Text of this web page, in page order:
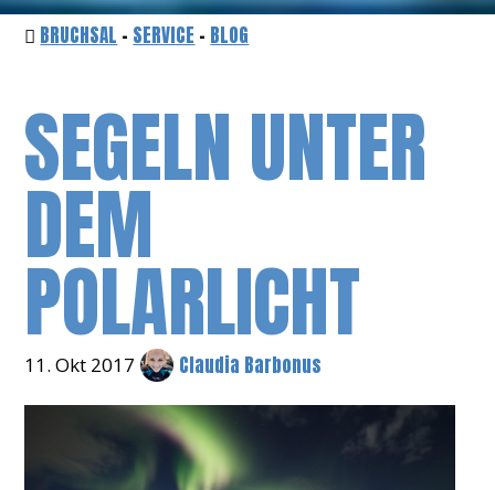
BRUCHSAL - SERVICE - BLOG
SEGELN UNTER
DEM
POLARLICHT
11. Okt 2017 Claudia Barbonus